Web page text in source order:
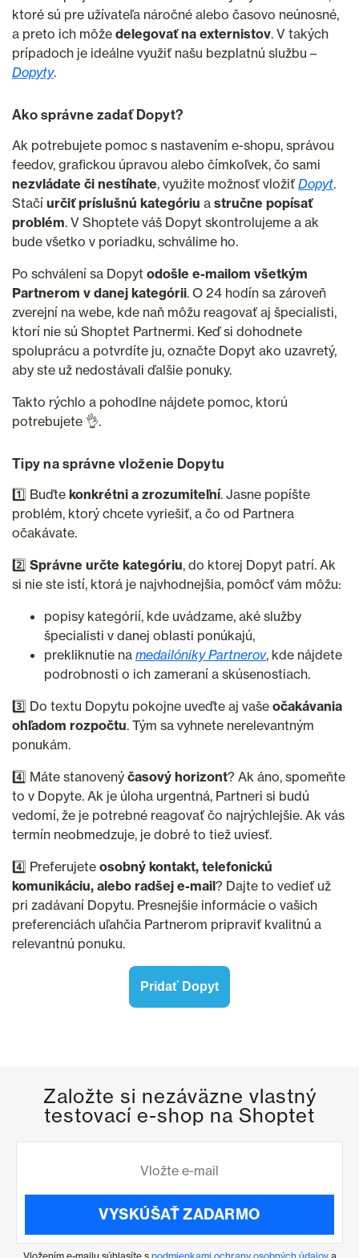
ktoré sú pre užívateľa náročné alebo časovo neúnosné,
a preto ich môže delegovať na externistov. V takých
prípadoch je ideálne využiť našu bezplatnú službu –
Dopyty.
Ako správne zadať Dopyt?
Ak potrebujete pomoc s nastavením e-shopu, správou
feedov, grafickou úpravou alebo čímkoľvek, čo sami
nezvládate či nestíhate, využite možnosť vložiť Dopyt.
Stačí určiť príslušnú kategóriu a stručne popísať
problém. V Shoptete váš Dopyt skontrolujeme a ak
bude všetko v poriadku, schválime ho.
Po schválení sa Dopyt odošle e-mailom všetkým
Partnerom v danej kategórii. O 24 hodín sa zároveň
zverejní na webe, kde naň môžu reagovať aj špecialisti,
ktorí nie sú Shoptet Partnermi. Keď si dohodnete
spoluprácu a potvrdíte ju, označte Dopyt ako uzavretý,
aby ste už nedostávali ďalšie ponuky.
Takto rýchlo a pohodlne nájdete pomoc, ktorú
potrebujete 👌.
Tipy na správne vloženie Dopytu
1️⃣ Buďte konkrétni a zrozumiteľní. Jasne popíšte
problém, ktorý chcete vyriešiť, a čo od Partnera
očakávate.
2️⃣ Správne určte kategóriu, do ktorej Dopyt patrí. Ak
si nie ste istí, ktorá je najvhodnejšia, pomôcť vám môžu:
popisy kategórií, kde uvádzame, aké služby
špecialisti v danej oblasti ponúkajú,
prekliknutie na medailóniky Partnerov, kde nájdete
podrobnosti o ich zameraní a skúsenostiach.
3️⃣ Do textu Dopytu pokojne uveďte aj vaše očakávania
ohľadom rozpočtu. Tým sa vyhnete nerelevantným
ponukám.
4️⃣ Máte stanovený časový horizont? Ak áno, spomeňte
to v Dopyte. Ak je úloha urgentná, Partneri si budú
vedomí, že je potrebné reagovať čo najrýchlejšie. Ak vás
termín neobmedzuje, je dobré to tiež uviesť.
4️⃣ Preferujete osobný kontakt, telefonickú
komunikáciu, alebo radšej e-mail? Dajte to vedieť už
pri zadávaní Dopytu. Presnejšie informácie o vašich
preferenciách uľahčia Partnerom pripraviť kvalitnú a
relevantnú ponuku.
Pridať Dopyt
Založte si nezáväzne vlastný
testovací e-shop na Shoptet
VYSKÚŠAŤ ZADARMO